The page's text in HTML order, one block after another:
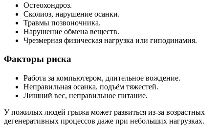
Остеохондроз.
Сколиоз, нарушение осанки.
Травмы позвоночника.
Нарушение обмена веществ.
Чрезмерная физическая нагрузка или гиподинамия.
Факторы риска
Работа за компьютером, длительное вождение.
Неправильная осанка, подъём тяжестей.
Лишний вес, неправильное питание.
У пожилых людей грыжа может развиться из-за возрастных
дегенеративных процессов даже при небольших нагрузках.